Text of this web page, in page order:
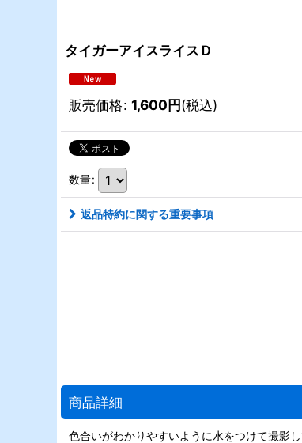
タイガーアイスライスＤ
販売価格: 1,600円(税込)
数量:
返品特約に関する重要事項
商品詳細
色合いがわかりやすいように水をつけて撮影し